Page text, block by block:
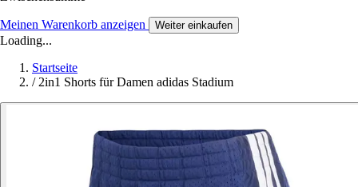
Meinen Warenkorb anzeigen Weiter einkaufen
Loading...
Startseite
/ 2in1 Shorts für Damen adidas Stadium